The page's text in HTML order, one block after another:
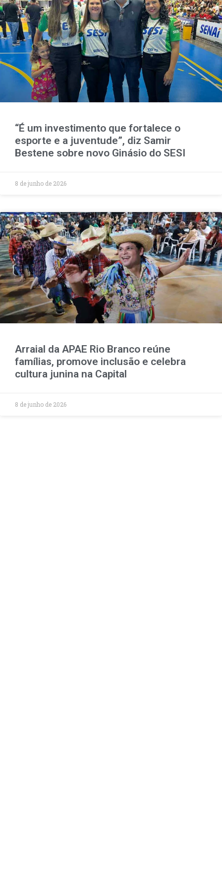
“É um investimento que fortalece o
esporte e a juventude”, diz Samir
Bestene sobre novo Ginásio do SESI
8 de junho de 2026
Arraial da APAE Rio Branco reúne
famílias, promove inclusão e celebra
cultura junina na Capital
8 de junho de 2026